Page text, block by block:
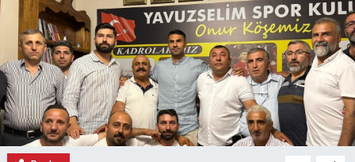
Eleman
Emlak
Gündem
Gurme